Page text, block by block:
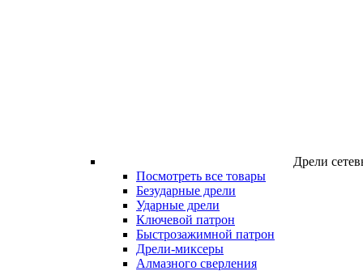
Дрели
Посмотреть все товары
Безударные дрели
Ударные дрели
Ключевой патрон
Быстрозажимной патрон
Дрели-миксеры
Алмазного сверления